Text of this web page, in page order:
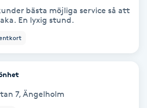
bästa möjliga service så att
En lyxig stund.
7, Ängelholm